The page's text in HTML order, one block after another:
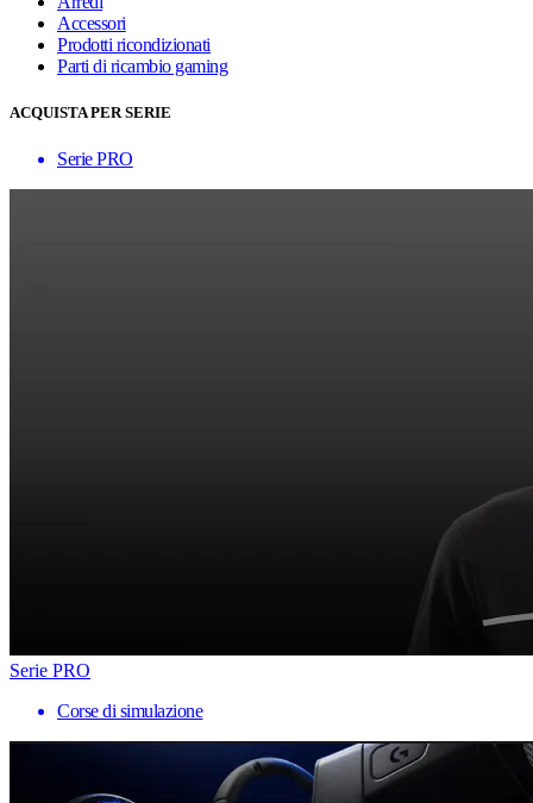
Accessori
Prodotti ricondizionati
Parti di ricambio gaming
ACQUISTA PER SERIE
Serie PRO
Serie PRO
Corse di simulazione